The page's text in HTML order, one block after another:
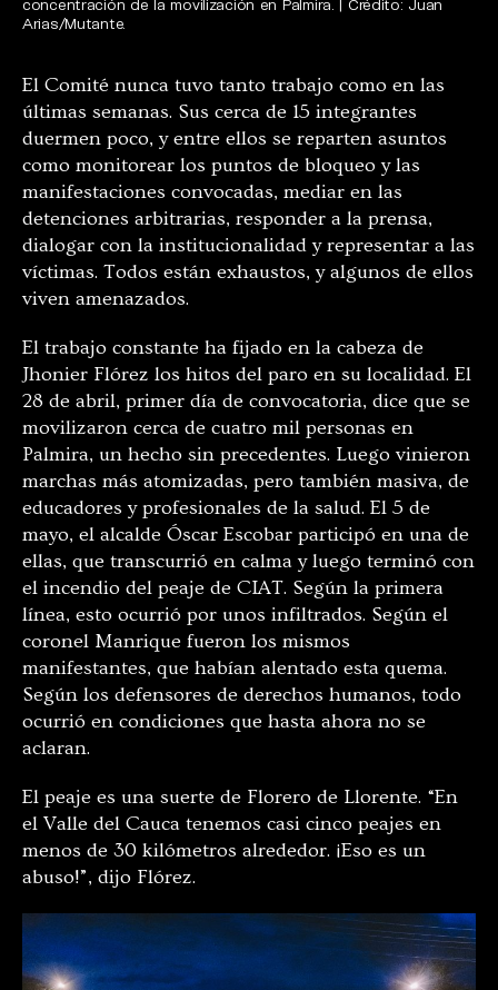
concentración de la movilización en Palmira. | Crédito: Juan
Arias/Mutante.
El Comité nunca tuvo tanto trabajo como en las
últimas semanas. Sus cerca de 15 integrantes
duermen poco, y entre ellos se reparten asuntos
como monitorear los puntos de bloqueo y las
manifestaciones convocadas, mediar en las
detenciones arbitrarias, responder a la prensa,
dialogar con la institucionalidad y representar a las
víctimas. Todos están exhaustos, y algunos de ellos
viven amenazados.
El trabajo constante ha fijado en la cabeza de
Jhonier Flórez los hitos del paro en su localidad. El
28 de abril, primer día de convocatoria, dice que se
movilizaron cerca de cuatro mil personas en
Palmira, un hecho sin precedentes. Luego vinieron
marchas más atomizadas, pero también masiva, de
educadores y profesionales de la salud. El 5 de
mayo, el alcalde Óscar Escobar participó en una de
ellas, que transcurrió en calma y luego terminó con
el incendio del peaje de CIAT. Según la primera
línea, esto ocurrió por unos infiltrados. Según el
coronel Manrique fueron los mismos
manifestantes, que habían alentado esta quema.
Según los defensores de derechos humanos, todo
ocurrió en condiciones que hasta ahora no se
aclaran.
El peaje es una suerte de Florero de Llorente. “En
el Valle del Cauca tenemos casi cinco peajes en
menos de 30 kilómetros alrededor. ¡Eso es un
abuso!”, dijo Flórez.